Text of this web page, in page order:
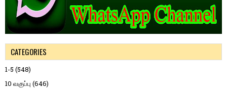
CATEGORIES
1-5 (548)
10 வகுப்பு (646)